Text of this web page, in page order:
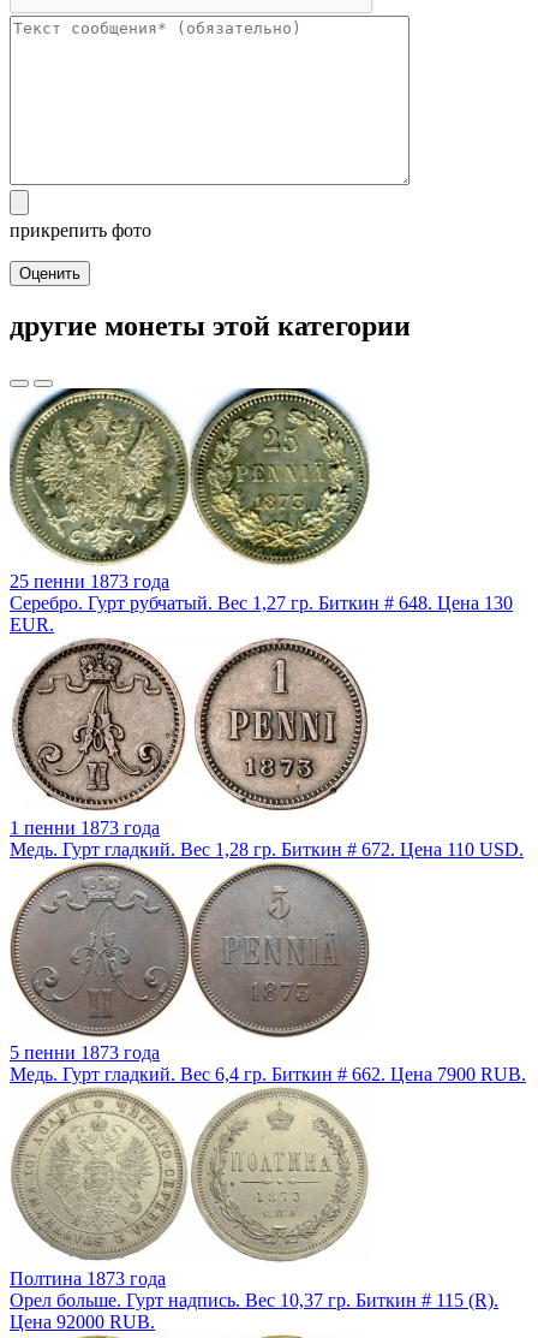
прикрепить фото
Оценить
другие монеты этой категории
25 пенни 1873 года
Серебро. Гурт рубчатый. Вес 1,27 гр. Биткин # 648. Цена 130
EUR.
1 пенни 1873 года
Медь. Гурт гладкий. Вес 1,28 гр. Биткин # 672. Цена 110 USD.
5 пенни 1873 года
Медь. Гурт гладкий. Вес 6,4 гр. Биткин # 662. Цена 7900 RUB.
Полтина 1873 года
Орел больше. Гурт надпись. Вес 10,37 гр. Биткин # 115 (R).
Цена 92000 RUB.